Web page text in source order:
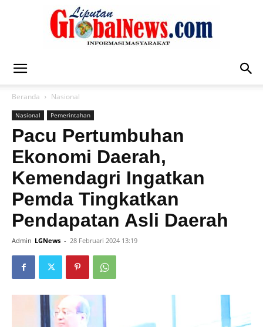
Global
News
Beranda Nasional
Nasional Pemerintahan
Pacu Pertumbuhan
Ekonomi Daerah,
Kemendagri Ingatkan
Pemda Tingkatkan
Pendapatan Asli Daerah
Admin LGNews - 28 Februari 2024 13:19